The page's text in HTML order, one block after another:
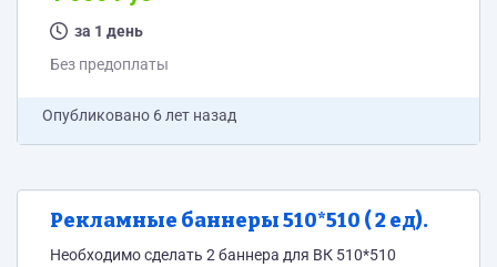
за 1 день
Без предоплаты
Опубликовано 6 лет назад
Рекламные баннеры 510*510 ( 2 ед).
Необходимо сделать 2 баннера для ВК 510*510